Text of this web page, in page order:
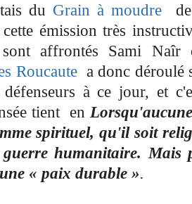
du Grain à moudre
émission très
affrontés Sami Naîr
Roucaute a donc déroulé
à ce jour, et
tient en
spirituel, qu'il soit
humanitaire. Mais
« paix durable ».